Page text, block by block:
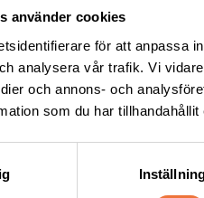
använder cookies
för att anpassa
analysera vår trafik. Vi
och annons- och
som du har